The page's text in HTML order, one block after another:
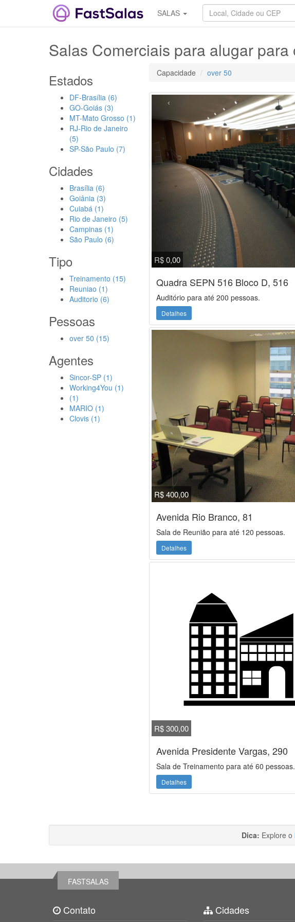
SALAS
Salas Comerciais para alugar para
Estados
DF-Brasília (6)
GO-Goiás (3)
MT-Mato Grosso (1)
RJ-Rio de Janeiro
(5)
SP-São Paulo (7)
Cidades
Brasília (6)
Goiânia (3)
Cuiabá (1)
Rio de Janeiro (5)
Campinas (1)
São Paulo (6)
Tipo
Treinamento (15)
Reuniao (1)
Auditorio (6)
Pessoas
over 50 (15)
Agentes
Sincor-SP (1)
Working4You (1)
(1)
MARIO (1)
Clovis (1)
Capacidade over 50
R$ 0,00
‹
Quadra SEPN 516 Bloco D, 516
Auditório para até 200 pessoas.
Detalhes
R$ 400,00
Avenida Rio Branco, 81
Sala de Reunião para até 120 pessoas.
Detalhes
R$ 300,00
Avenida Presidente Vargas, 290
Sala de Treinamento para até 60 pessoas.
Detalhes
Dica: Explore o
FASTSALAS
Contato Cidades